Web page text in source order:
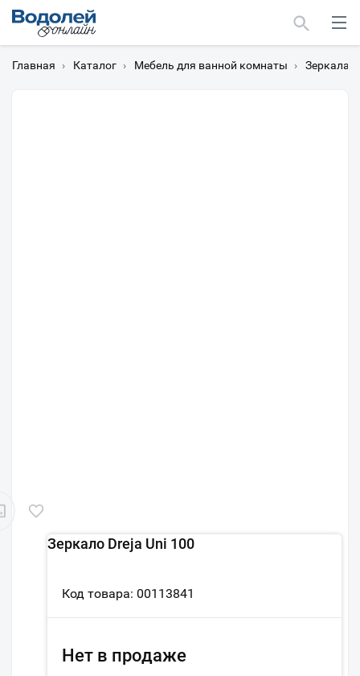
Главная › Каталог › Мебель для ванной комнаты › Зеркала
Зеркало Dreja Uni 100
Код товара: 00113841
Нет в продаже